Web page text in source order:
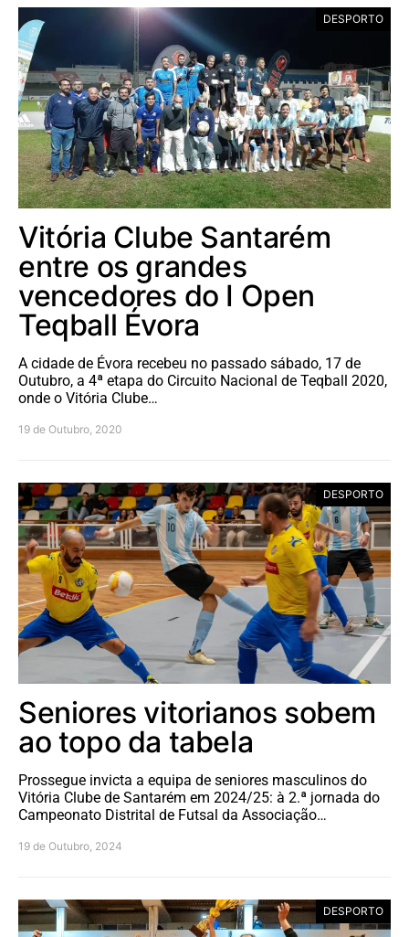
DESPORTO
Vitória Clube Santarém
entre os grandes
vencedores do I Open
Teqball Évora
A cidade de Évora recebeu no passado sábado, 17 de
Outubro, a 4ª etapa do Circuito Nacional de Teqball 2020,
onde o Vitória Clube…
19 de Outubro, 2020
DESPORTO
Seniores vitorianos sobem
ao topo da tabela
Prossegue invicta a equipa de seniores masculinos do
Vitória Clube de Santarém em 2024/25: à 2.ª jornada do
Campeonato Distrital de Futsal da Associação…
19 de Outubro, 2024
DESPORTO